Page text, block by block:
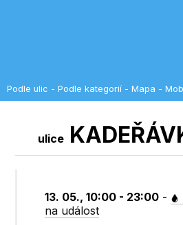
Podle ulic - Podle kategorií - Mapa -
ulice
13. 05., 10:00 - 23:00 -
na událost